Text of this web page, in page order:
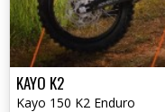
KAYO K2
Kayo 150 K2 Enduro